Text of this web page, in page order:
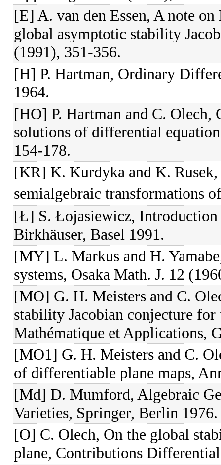
[E] A. van den Essen, A note
global asymptotic stability
(1991), 351-356.
[H] P. Hartman, Ordinary
1964.
[HO] P. Hartman and C.
solutions of differential
154-178.
[KR] K. Kurdyka and K.
semialgebraic transformations
[Ł] S. Łojasiewicz,
Birkhäuser, Basel 1991.
[MY] L. Markus and H.
systems, Osaka Math. J. 12
[MO] G. H. Meisters and C.
stability Jacobian conjecture
Mathématique et Applications,
[MO1] G. H. Meisters and C.
of differentiable plane maps,
[Md] D. Mumford, Algebraic
Varieties, Springer, Berlin 1976.
[O] C. Olech, On the global
plane, Contributions